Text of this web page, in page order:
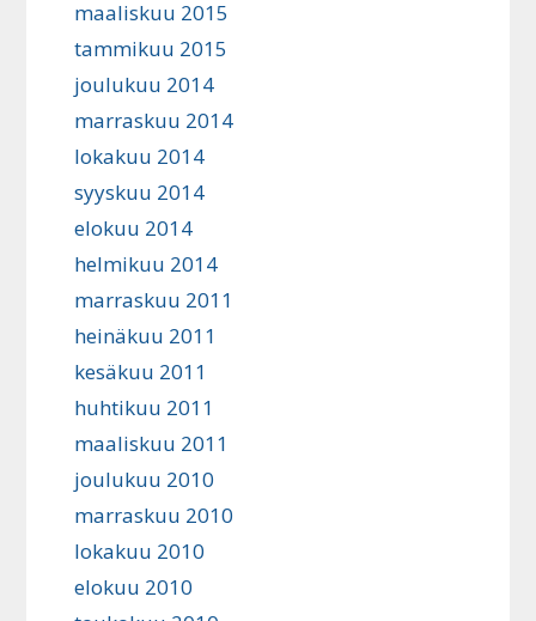
maaliskuu 2015
tammikuu 2015
joulukuu 2014
marraskuu 2014
lokakuu 2014
syyskuu 2014
elokuu 2014
helmikuu 2014
marraskuu 2011
heinäkuu 2011
kesäkuu 2011
huhtikuu 2011
maaliskuu 2011
joulukuu 2010
marraskuu 2010
lokakuu 2010
elokuu 2010